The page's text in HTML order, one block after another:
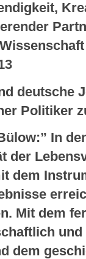
deutsche
Politiker
In
der
dem
Mit dem
dem